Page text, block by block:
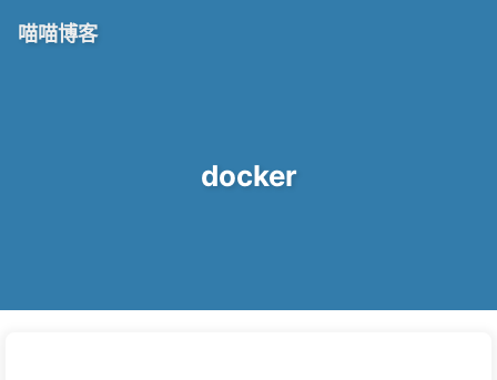
喵喵博客
docker